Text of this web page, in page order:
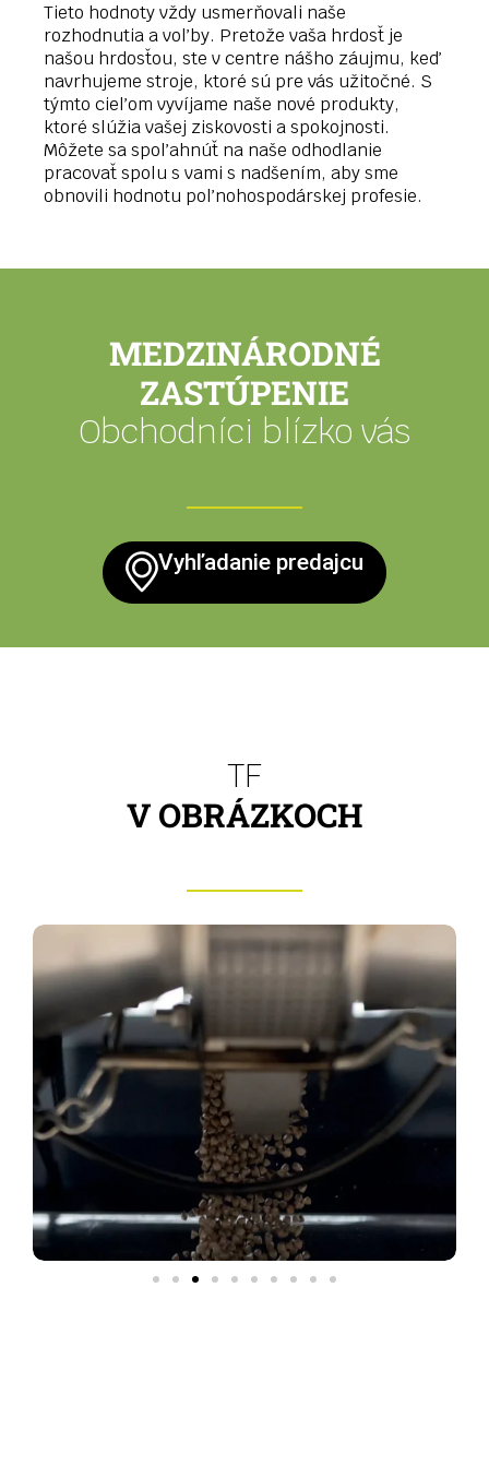
Tieto hodnoty vždy usmerňovali naše
rozhodnutia a voľby. Pretože vaša hrdosť je
našou hrdosťou, ste v centre nášho záujmu, keď
navrhujeme stroje, ktoré sú pre vás užitočné. S
týmto cieľom vyvíjame naše nové produkty,
ktoré slúžia vašej ziskovosti a spokojnosti.
Môžete sa spoľahnúť na naše odhodlanie
pracovať spolu s vami s nadšením, aby sme
obnovili hodnotu poľnohospodárskej profesie.
MEDZINÁRODNÉ
ZASTÚPENIE
Obchodníci blízko vás
Vyhľadanie predajcu
TF
V OBRÁZKOCH